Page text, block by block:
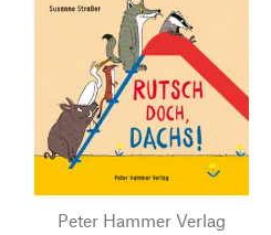
Peter Hammer Verlag